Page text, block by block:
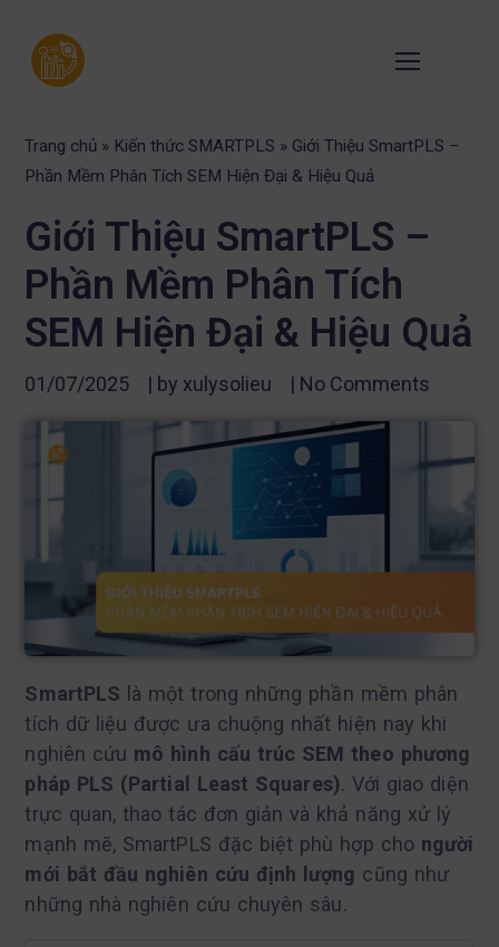
Trang chủ » Kiến thức SMARTPLS » Giới Thiệu SmartPLS –
Phần Mềm Phân Tích SEM Hiện Đại & Hiệu Quả
Giới Thiệu SmartPLS –
Phần Mềm Phân Tích
SEM Hiện Đại & Hiệu Quả
01/07/2025 | by xulysolieu | No Comments
SmartPLS là một trong những phần mềm phân
tích dữ liệu được ưa chuộng nhất hiện nay khi
nghiên cứu mô hình cấu trúc SEM theo phương
pháp PLS (Partial Least Squares). Với giao diện
trực quan, thao tác đơn giản và khả năng xử lý
mạnh mẽ, SmartPLS đặc biệt phù hợp cho người
mới bắt đầu nghiên cứu định lượng cũng như
những nhà nghiên cứu chuyên sâu.